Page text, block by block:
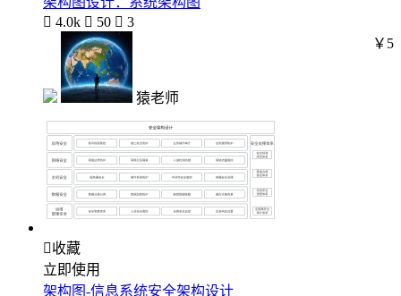
 4.0k  50  3
猿老师
￥5
收藏
立即使用
架构图-信息系统安全架构设计